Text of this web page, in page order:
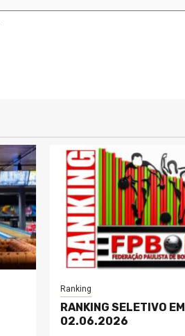
Ranking
RANKING SELETIVO EM
02.06.2026